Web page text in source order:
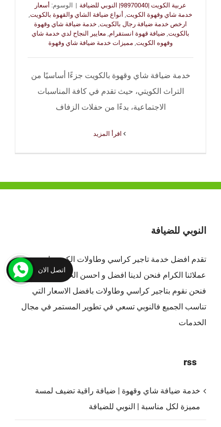
عربية الكويت |98970040| النوبي للضيافة
| الوسوم: أسعار
خدمة شاي وقهوة الكويت أنواع ضيافة الشاي والقهوة بالكويت
ارخص خدمة ضيافة رجال بالكويت خدمة ضيافة شاي وقهوة
بالكويت ضيافة قهوة انستقرام معايير النجاح لدي خدمة شاي
وقهوه الكويت مميزات خدمة ضيافة شاي وقهوة
خدمة ضيافة شاي وقهوة بالكويت جزءًا أساسيًا من
التراث الكويتي، حيث تقدم في كافة المناسبات
الاجتماعية، بدءًا من حفلات الزفاف
النوبي للضيافة
تقدم افضل خدمة تاجير كراسي وطاولات الكويتلجميع
عملائنا الكرام فنحن لدينا افضل و احسن الخدمات بالكويت ،
فنحن نقوم بتاجير كراسي وطاولات بافضل الاسعار التي
تناسب الجميع فالنوبي تسعي في تطوير المستمر في مجال
الخدمات
rss
خدمة ضيافة شاي وقهوة | ضيافة راقية تضيف لمسة
مميزة لكل مناسبة | النوبي للضيافة
اتصل الان